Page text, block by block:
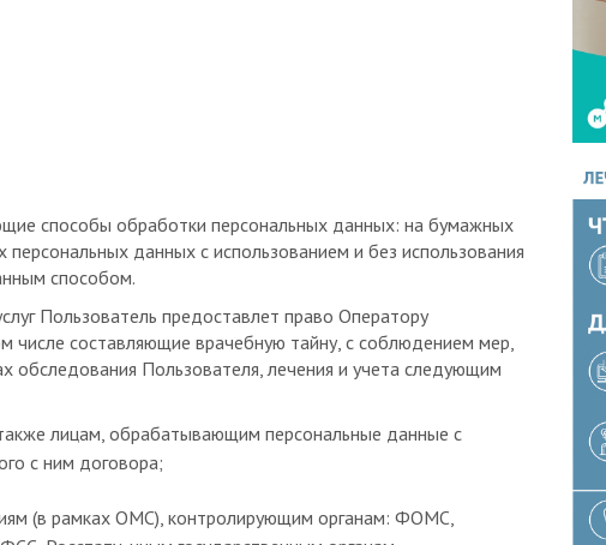
способы обработки персональных данных: на бумажных
данных с использованием и без использования
способом.
Пользователь предоставлет право Оператору
числе составляющие врачебную тайну, с соблюдением мер,
обследования Пользователя, лечения и учета следующим
лицам, обрабатывающим персональные данные с
с ним договора;
(в рамках ОМС), контролирующим органам: ФОМС,
Росстату, иным государственным органам.